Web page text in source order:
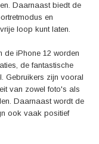
Daarnaast biedt de
en
loop kunt laten.
de iPhone 12 worden
de fantastische
Gebruikers zijn vooral
van zowel foto's als
Daarnaast wordt de
ook vaak positief